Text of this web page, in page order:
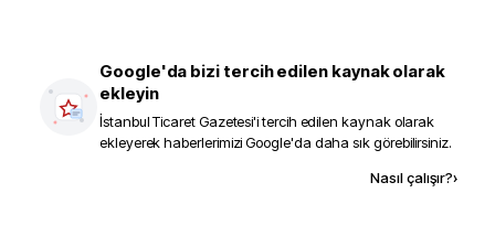
Google'da bizi tercih edilen kaynak olarak
ekleyin
İstanbul Ticaret Gazetesi'i tercih edilen kaynak olarak
ekleyerek haberlerimizi Google'da daha sık görebilirsiniz.
Nasıl çalışır?›